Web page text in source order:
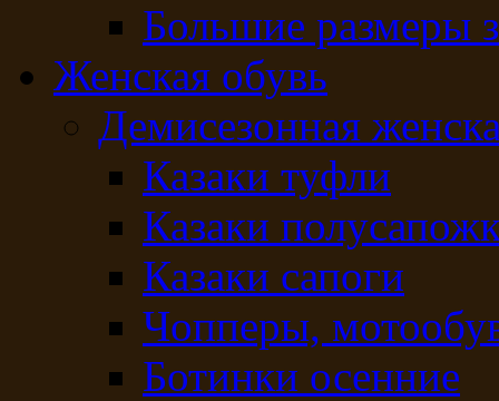
Большие размеры
Женская обувь
Демисезонная
Казаки туфли
Казаки
Казаки сапоги
Чопперы,
Ботинки осенние